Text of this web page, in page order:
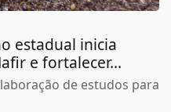
estadual inicia
e fortalecer...
de estudos para